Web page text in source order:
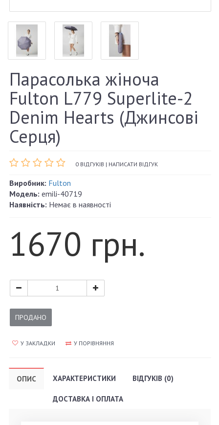
Парасолька жіноча
Fulton L779 Superlite-2
Denim Hearts (Джинсові
Серця)
0 ВІДГУКІВ | НАПИСАТИ ВІДГУК
Виробник: Fulton
Модель: emili-40719
Наявність: Немає в наявності
1670 грн.
ПРОДАНО
У ЗАКЛАДКИ У ПОРІВНЯННЯ
ОПИС ХАРАКТЕРИСТИКИ ВІДГУКІВ (0)
ДОСТАВКА І ОПЛАТА